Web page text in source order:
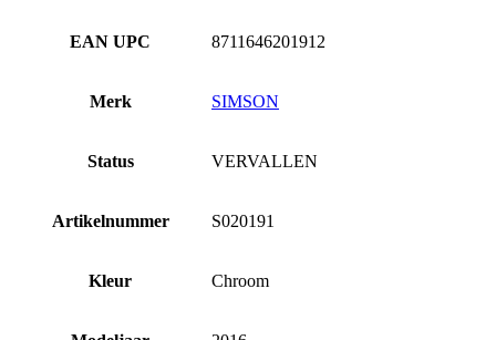
EAN UPC 8711646201912
Merk SIMSON
Status VERVALLEN
Artikelnummer S020191
Kleur Chroom